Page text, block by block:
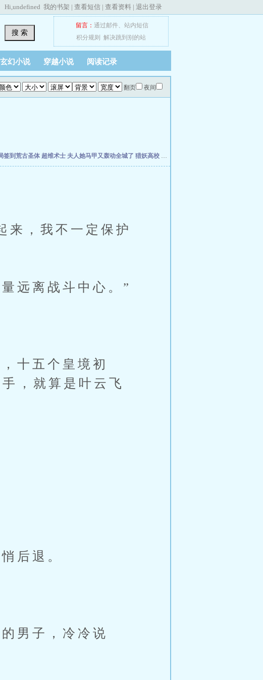
Hi,undefined 我的书架 | 查看短信 | 查看资料 | 退出登录
搜 索
留言： 通过邮件、 站内短信
积分规则
解决跳到别的站
玄幻小说 穿越小说 阅读记录
翻页 夜间
签到荒古圣体 超维术士 夫人她马甲又轰动全城了 猎妖高校 灰烬领主
，我不一定保护
离战斗中心。”
五个皇境初
，就算是叶云飞
后退。
男子，冷冷说